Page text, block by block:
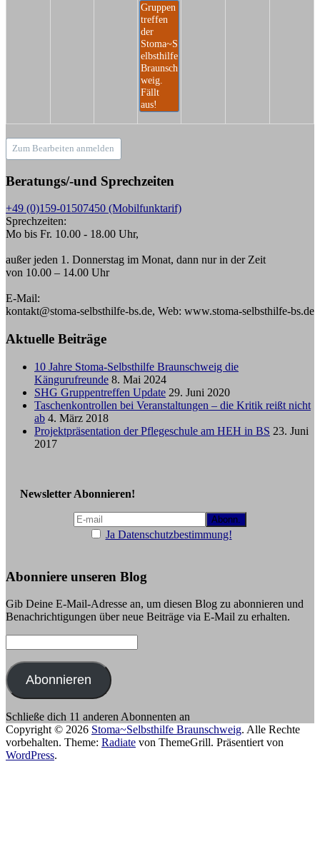
Gruppen
treffen
der
Stoma~S
elbsthilfe
Braunsch
weig.
Fällt
aus!
Zum Bearbeiten anmelden
Beratungs/-und Sprechzeiten
+49 (0)159-01507450 (Mobilfunktarif)
Sprechzeiten:
Mo bis Fr. 10.00 - 18.00 Uhr,
außer jeden 1. Donnerstag im Monat, dann nur in der Zeit
von 10.00 – 14.00 Uhr
E-Mail:
kontakt@stoma-selbsthilfe-bs.de, Web: www.stoma-selbsthilfe-bs.de
Aktuelle Beiträge
10 Jahre Stoma-Selbsthilfe Braunschweig die
Kängurufreunde 8. Mai 2024
SHG Gruppentreffen Update 29. Juni 2020
Taschenkontrollen bei Veranstaltungen – die Kritik reißt nicht
ab 4. März 2018
Projektpräsentation der Pflegeschule am HEH in BS 23. Juni
2017
Newsletter Abonnieren!
Ja Datenschutzbestimmung!
Abonniere unseren Blog
Gib Deine E-Mail-Adresse an, um diesen Blog zu abonnieren und
Benachrichtigungen über neue Beiträge via E-Mail zu erhalten.
Mail-
Adresse:
Abonnieren
Schließe dich 11 anderen Abonnenten an
Copyright © 2026 Stoma~Selbsthilfe Braunschweig. Alle Rechte
vorbehalten. Theme: Radiate von ThemeGrill. Präsentiert von
WordPress.